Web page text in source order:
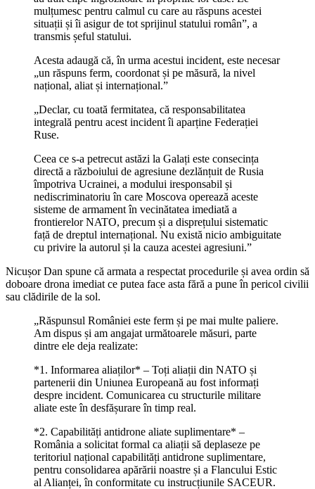
mulțumesc pentru calmul cu care au răspuns acestei
situații și îi asigur de tot sprijinul statului român”, a
transmis șeful statului.
Acesta adaugă că, în urma acestui incident, este necesar
„un răspuns ferm, coordonat și pe măsură, la nivel
național, aliat și internațional.”
„Declar, cu toată fermitatea, că responsabilitatea
integrală pentru acest incident îi aparține Federației
Ruse.
Ceea ce s-a petrecut astăzi la Galați este consecința
directă a războiului de agresiune dezlănțuit de Rusia
împotriva Ucrainei, a modului iresponsabil și
nediscriminatoriu în care Moscova operează aceste
sisteme de armament în vecinătatea imediată a
frontierelor NATO, precum și a disprețului sistematic
față de dreptul internațional. Nu există nicio ambiguitate
cu privire la autorul și la cauza acestei agresiuni.”
Nicușor Dan spune că armata a respectat procedurile și avea ordin să
doboare drona imediat ce putea face asta fără a pune în pericol civilii
sau clădirile de la sol.
„Răspunsul României este ferm și pe mai multe paliere.
Am dispus și am angajat următoarele măsuri, parte
dintre ele deja realizate:
*1. Informarea aliaților* – Toți aliații din NATO și
partenerii din Uniunea Europeană au fost informați
despre incident. Comunicarea cu structurile militare
aliate este în desfășurare în timp real.
*2. Capabilități antidrone aliate suplimentare* –
România a solicitat formal ca aliații să deplaseze pe
teritoriul național capabilități antidrone suplimentare,
pentru consolidarea apărării noastre și a Flancului Estic
al Alianței, în conformitate cu instrucțiunile SACEUR.